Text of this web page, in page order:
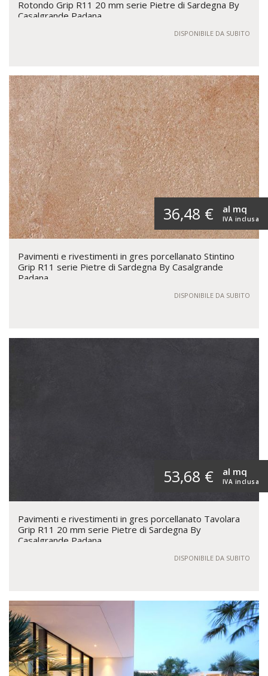
Rotondo Grip R11 20 mm serie Pietre di Sardegna By
Casalgrande Padana
DISPONIBILE DA SUBITO
36,48 € IVA inclusa
al mq
Pavimenti e rivestimenti in gres porcellanato Stintino
Grip R11 serie Pietre di Sardegna By Casalgrande
Padana
DISPONIBILE DA SUBITO
53,68 € IVA inclusa
al mq
Pavimenti e rivestimenti in gres porcellanato Tavolara
Grip R11 20 mm serie Pietre di Sardegna By
Casalgrande Padana
DISPONIBILE DA SUBITO